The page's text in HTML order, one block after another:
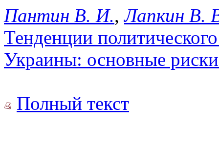
Пантин В. И.,Лапкин В.
Тенденции
Украины: основные
Полный текст